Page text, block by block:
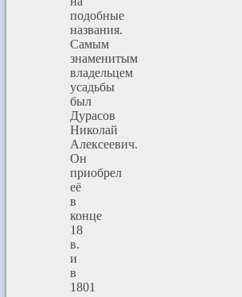
подобные
названия.
Самым
знаменитым
владельцем
усадьбы
был
Дурасов
Николай
Алексеевич.
Он
приобрел
её
в
конце
18
в.
и
в
1801